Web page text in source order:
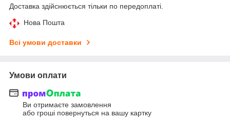
Доставка здійснюється тільки по передоплаті.
Нова Пошта
Всі умови доставки
Умови оплати
Ви отримаєте замовлення
або гроші повернуться на вашу картку